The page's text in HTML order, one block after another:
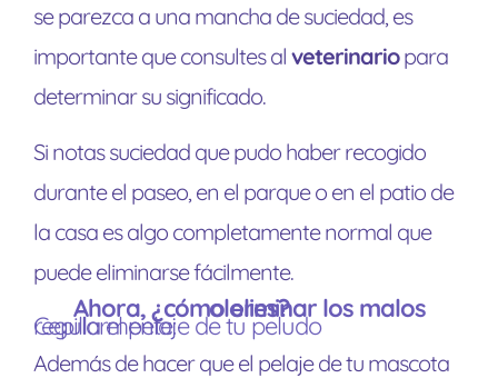
se parezca a una mancha de suciedad, es
importante que consultes al veterinariopara
determinar su significado.
Si notas suciedad que pudo haber recogido
durante el paseo, en el parque o en el patio de
la casa es algo completamente normal que
puede eliminarse fácilmente.
Ahora, ¿cómo eliminar los malos olores?
Cepilla el pelaje de tu peludo regularmente:
Además de hacer que el pelaje de tu mascota